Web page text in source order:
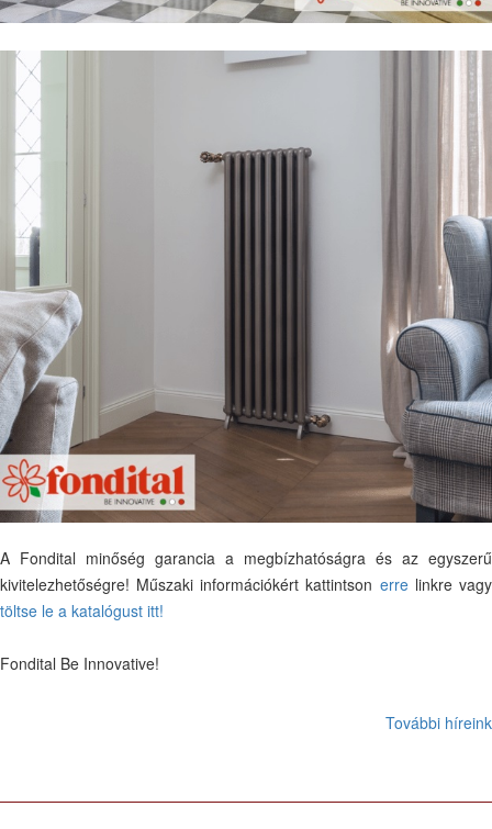
A Fondital minőség garancia a megbízhatóságra és az egyszerű
kivitelezhetőségre! Műszaki információkért kattintson errelinkre vagy
töltse le a katalógust itt!
Fondital Be Innovative!
További híreink